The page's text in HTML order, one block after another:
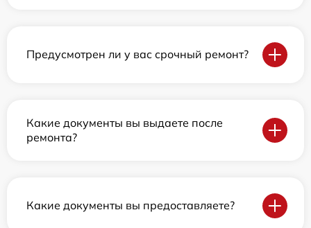
Предусмотрен ли у вас срочный ремонт?
Какие документы вы выдаете после
ремонта?
Какие документы вы предоставляете?